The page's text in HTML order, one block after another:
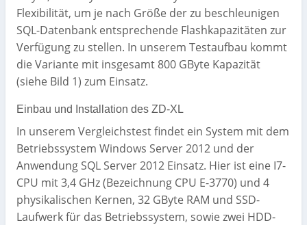
Flexibilität, um je nach Größe der zu beschleunigen
SQL-Datenbank entsprechende Flashkapazitäten zur
Verfügung zu stellen. In unserem Testaufbau kommt
die Variante mit insgesamt 800 GByte Kapazität
(siehe Bild 1) zum Einsatz.
Einbau und Installation des ZD-XL
In unserem Vergleichstest findet ein System mit dem
Betriebssystem Windows Server 2012 und der
Anwendung SQL Server 2012 Einsatz. Hier ist eine I7-
CPU mit 3,4 GHz (Bezeichnung CPU E-3770) und 4
physikalischen Kernen, 32 GByte RAM und SSD-
Laufwerk für das Betriebssystem, sowie zwei HDD-